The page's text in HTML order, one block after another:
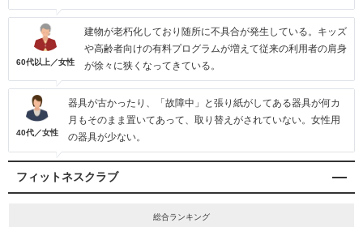
60代以上／女性
建物が老朽化しており随所に不具合が発生している。キッズ
や高齢者向けの有料プログラムが増えて従来の利用者の肩身
が徐々に狭くなってきている。
40代／女性
器具が古かったり、「故障中」と張り紙がしてある器具が何カ
月もそのまま置いてあって、取り替えがされていない。女性用
の器具が少ない。
フィットネスクラブ
総合ランキング